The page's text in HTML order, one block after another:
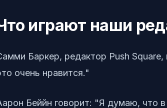
играют наши
Баркер, редактор Push Square,
очень нравится."
Беййн говорит: "Я думаю, что